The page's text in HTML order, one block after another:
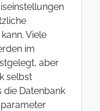
Viele
im
aber
selbst
die Datenbank